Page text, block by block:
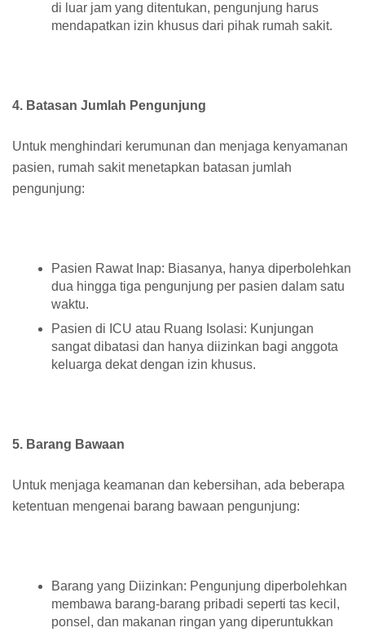
di luar jam yang ditentukan, pengunjung harus
mendapatkan izin khusus dari pihak rumah sakit.
4. Batasan Jumlah Pengunjung
Untuk menghindari kerumunan dan menjaga kenyamanan
pasien, rumah sakit menetapkan batasan jumlah
pengunjung:
Pasien Rawat Inap: Biasanya, hanya diperbolehkan
dua hingga tiga pengunjung per pasien dalam satu
waktu.
Pasien di ICU atau Ruang Isolasi: Kunjungan
sangat dibatasi dan hanya diizinkan bagi anggota
keluarga dekat dengan izin khusus.
5. Barang Bawaan
Untuk menjaga keamanan dan kebersihan, ada beberapa
ketentuan mengenai barang bawaan pengunjung:
Barang yang Diizinkan: Pengunjung diperbolehkan
membawa barang-barang pribadi seperti tas kecil,
ponsel, dan makanan ringan yang diperuntukkan